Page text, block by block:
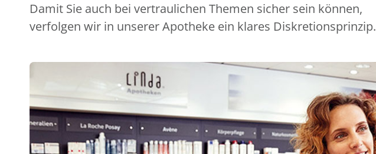
Damit Sie auch bei vertraulichen Themen sicher sein können,
verfolgen wir in unserer Apotheke ein klares Diskretionsprinzip.